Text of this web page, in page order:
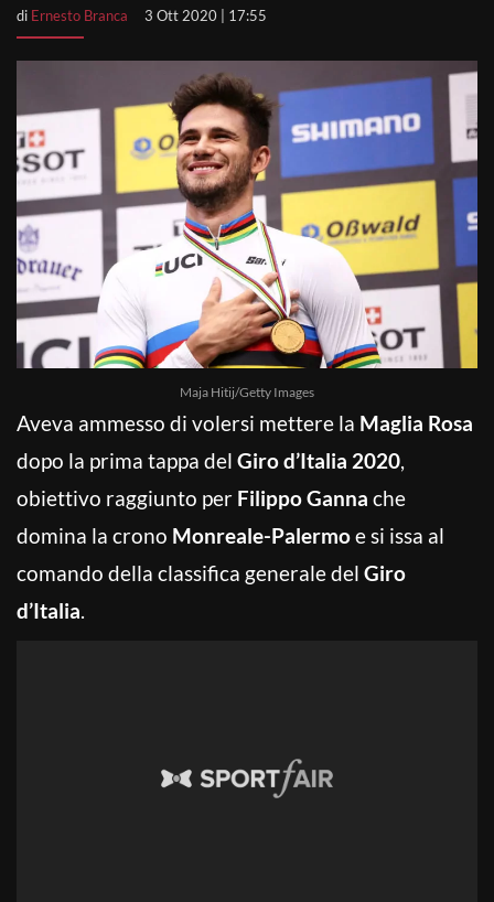
di Ernesto Branca 3 Ott 2020 | 17:55
Maja Hitij/Getty Images
Aveva ammesso di volersi mettere la Maglia Rosa
dopo la prima tappa del Giro d’Italia 2020,
obiettivo raggiunto per Filippo Ganna che
domina la crono Monreale-Palermoe si issa al
comando della classifica generale del Giro
d’Italia.